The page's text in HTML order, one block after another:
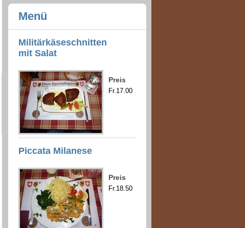
Menü
Militärkäseschnitten
mit Salat
Preis
Fr.17.00
Piccata Milanese
Preis
Fr.18.50